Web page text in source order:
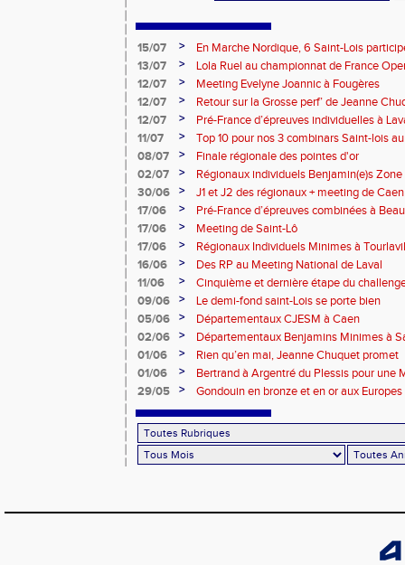
15/07 >
En Marche Nordique, 6 Saint-Lois
13/07
>
Lola Ruel au championnat de France
12/07
>
Meeting Evelyne Joannic à Fougères
12/07
>
Retour sur la Grosse perf’ de Jeanne
de l’Est Lyonnais
12/07 >
Pré-France d’épreuves individuelles à
11/07
>
Top 10 pour nos 3 combinars Saint-lois
d'EC à Aix-en-Provence
08/07 >
Finale régionale des pointes d'or
02/07
>
Régionaux individuels Benjamin(e)s
30/06
>
J1 et J2 des régionaux + meeting de Caen
17/06
>
Pré-France d’épreuves combinées à
17/06
>
Meeting de Saint-Lô
17/06
>
Régionaux Individuels Minimes à
16/06
>
Des RP au Meeting National de Laval
11/06
>
Cinquième et dernière étape du
09/06
>
Le demi-fond saint-Lois se porte bien
05/06
>
Départementaux CJESM à Caen
02/06
>
Départementaux Benjamins Minimes à
01/06
>
Rien qu’en mai, Jeanne Chuquet promet
01/06
>
Bertrand à Argentré du Plessis pour une
29/05
> Gondouin en bronze et en or aux Europes